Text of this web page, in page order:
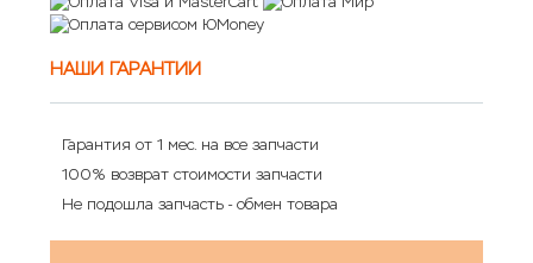
НАШИ ГАРАНТИИ
Гарантия от 1 мес. на все запчасти
100% возврат стоимости запчасти
Не подошла запчасть - обмен товара